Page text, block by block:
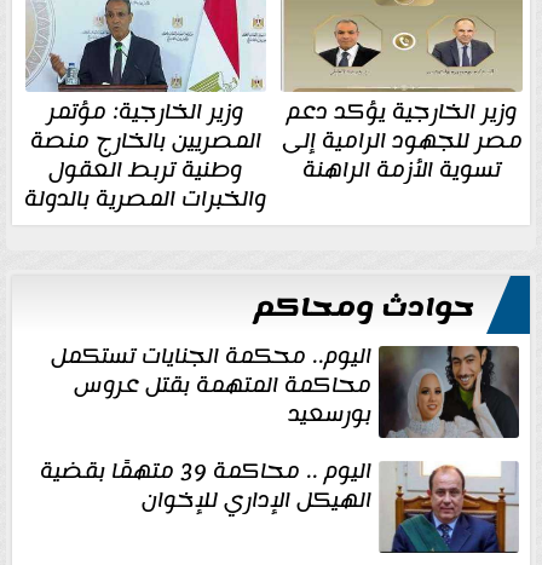
وزير الخارجية يؤكد دعم
مصر للجهود الرامية إلى
تسوية الأزمة الراهنة
وزير الخارجية: مؤتمر
المصريين بالخارج منصة
وطنية تربط العقول
والخبرات المصرية بالدولة
حوادث ومحاكم
اليوم.. محكمة الجنايات تستكمل
محاكمة المتهمة بقتل عروس
بورسعيد
اليوم .. محاكمة 39 متهمًا بقضية
الهيكل الإداري للإخوان